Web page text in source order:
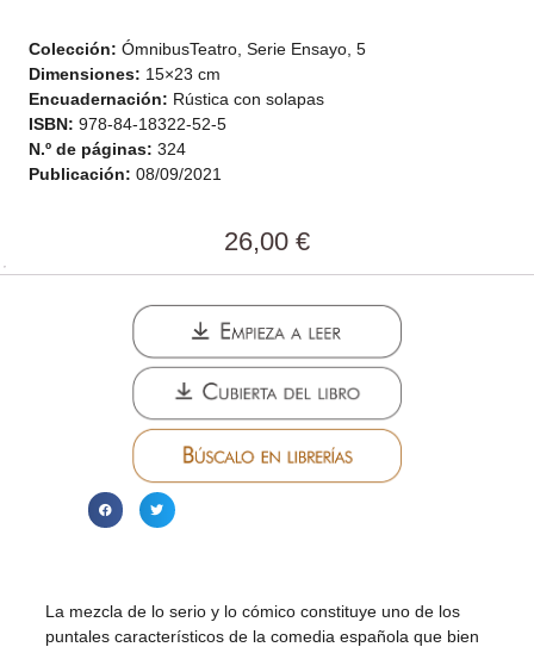
Colección: ÓmnibusTeatro, Serie Ensayo, 5
Dimensiones: 15×23 cm
Encuadernación: Rústica con solapas
ISBN: 978-84-18322-52-5
N.º de páginas: 324
Publicación: 08/09/2021
26,00 €
La mezcla de lo serio y lo cómico constituye uno de los
puntales característicos de la comedia española que bien